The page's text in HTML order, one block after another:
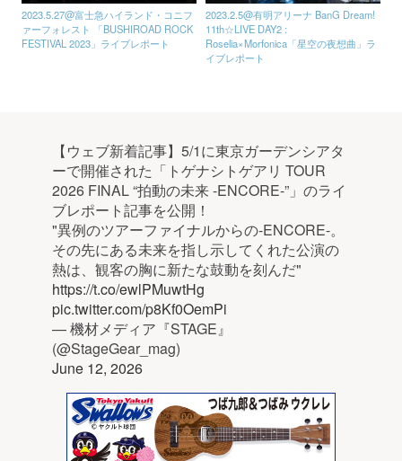
2023.5.27@富士急ハイランド・コニフ
ァーフォレスト 「BUSHIROAD ROCK
FESTIVAL 2023」ライブレポート
2023.2.5@有明アリーナ BanG Dream!
11th☆LIVE DAY2 :
Roselia×Morfonica「星空の夜想曲」ラ
イブレポート
【ウェブ新着記事】5/1に東京ガーデンシアタ
ーで開催された「トゲナシトゲアリ TOUR
2026 FINAL “拍動の未来 -ENCORE-”」のライ
ブレポート記事を公開！
"異例のツアーファイナルからの-ENCORE-。
その先にある未来を指し示してくれた公演の
熱は、観客の胸に新たな鼓動を刻んだ"
https://t.co/ewlPMuwtHg
pic.twitter.com/p8Kf0OemPi
— 機材メディア『STAGE』
(@StageGear_mag)
June 12, 2026